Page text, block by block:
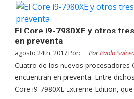
El Core i9-7980XE y otros
en preventa
agosto 24th, 2017 Por: PorPaolo
Cuatro de los nuevos procesadores
encuentran en preventa. Entre
Core i9-7980XE Extreme Edition,